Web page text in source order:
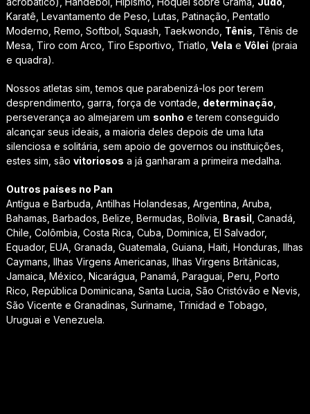
Karatê, Levantamento de Peso, Lutas, Patinação, Pentatlo
Moderno, Remo, Softbol, Squash, Taekwondo, Tênis , Tênis de
Mesa, Tiro com Arco, Tiro Esportivo, Triatlo, Vela e Vôlei (praia
e quadra).
Nossos atletas sim, temos que parabenizá-los por terem
desprendimento, garra, força de vontade, determinação
perseverança ao almejarem um sonho e terem conseguido
alcançar seus ideais, a maioria deles depois de uma luta
silenciosa e solitária, sem apoio de governos ou instituições,
estes sim, são vitoriosos a já ganharam a primeira medalha.
Outros países no Pan
Antígua e Barbuda, Antilhas Holandesas, Argentina, Aruba,
Bahamas, Barbados, Belize, Bermudas, Bolívia, Brasil , Canadá,
Chile, Colômbia, Costa Rica, Cuba, Dominica, El Salvador,
Equador, EUA, Granada, Guatemala, Guiana, Haiti, Honduras, Ilhas
Caymans, Ilhas Virgens Americanas, Ilhas Virgens Britânicas,
Jamaica, México, Nicarágua, Panamá, Paraguai, Peru, Porto
Rico, República Dominicana, Santa Lucia, São Cristóvão e Nevis,
São Vicente e Granadinas, Suriname, Trinidad e Tobago,
Uruguai e Venezuela.